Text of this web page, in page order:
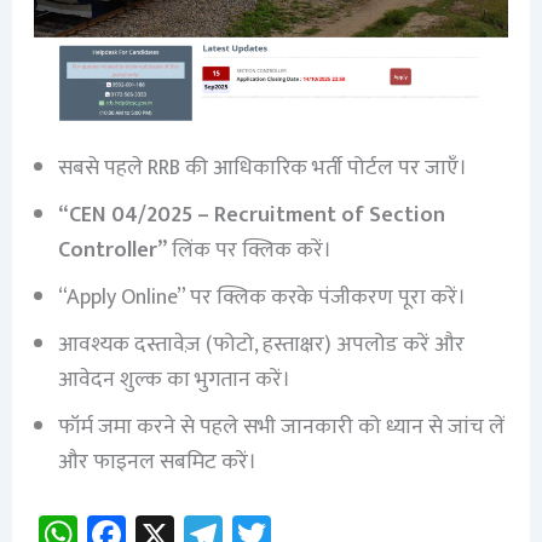
सबसे पहले RRB की आधिकारिक भर्ती पोर्टल पर जाएँ।
“CEN 04/2025 – Recruitment of Section
Controller”लिंक पर क्लिक करें।
“Apply Online” पर क्लिक करके पंजीकरण पूरा करें।
आवश्यक दस्तावेज़ (फोटो, हस्ताक्षर) अपलोड करें और
आवेदन शुल्क का भुगतान करें।
फॉर्म जमा करने से पहले सभी जानकारी को ध्यान से जांच लें
और फाइनल सबमिट करें।